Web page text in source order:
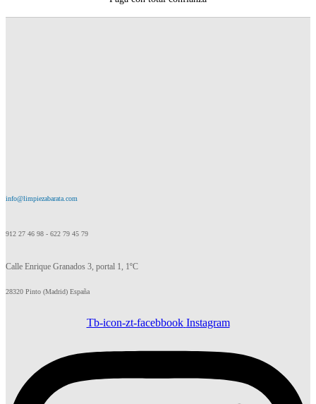
info@limpiezabarata.com
912 27 46 98 - 622 79 45 79
Calle Enrique Granados 3, portal 1, 1ºC
28320 Pinto (Madrid) España
Tb-icon-zt-facebbook Instagram